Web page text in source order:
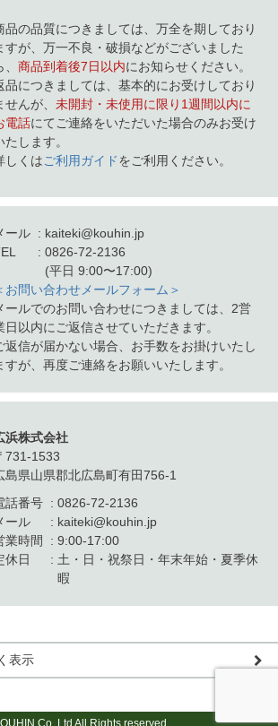
品の品質につきましては、万全を期しており
すが、万一不良・破損などがございました
、 商品到着後7日以内にお知らせください。
品につきましては、基本的にお受けしており
せんが、 未開封・未使用に限り1週間以内に
電話にてご連絡をいただいた場合のみお受け
たします。
しくはご利用ガイドをご利用ください。
ール
kaiteki@kouhin.jp
0826-72-2136
(平日 9:00〜17:00)
お問い合わせメールフォーム＞
ールでのお問い合わせにつきましては、2営
日以内にご返信させていただきます。
返信が届かない場合、お手数をお掛けいたし
すが、再度ご連絡をお願いいたします。
浜株式会社
731-1533
島県山県郡北広島町有田756-1
話番号
0826-72-2136
ール
kaiteki@kouhin.jp
業時間
9:00-17:00
休日
土・日・祝祭日・年末年始・夏季休
暇
表示
Co.,Ltd All Rights reserved.